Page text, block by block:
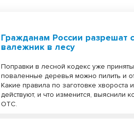
Гражданам России разрешат
валежник в лесу
Поправки в лесной кодекс уже
поваленные деревья можно пилить и
Какие правила по заготовке хвороста
действуют, и что изменится, выяснили
ОТС.